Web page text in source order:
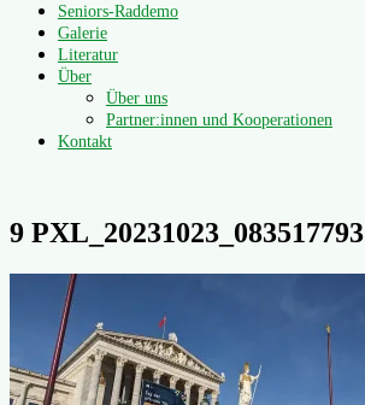
Seniors-Raddemo
Galerie
Literatur
Über
Über uns
Partner:innen und Kooperationen
Kontakt
9 PXL_20231023_083517793